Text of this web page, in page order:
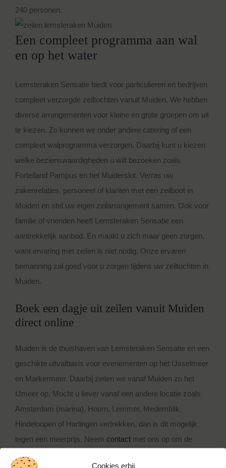
Cookies erbij
240 personen.
Een compleet programma aan wal
en op het water
Lemsteraken Sensatie biedt voor particulieren en bedrijven
compleet verzorgde zeiltochten vanuit Muiden. We hebben
diverse arrangementen voor kleine en grote groepen om uit
te kiezen. Zo kunnen we onder andere catering of een
compleet walprogramma verzorgen. Daarbij kunt u kiezen
welke bezienswaardigheden u wilt bezoeken zoals
Forteiland Pampus en het Muiderslot. Verras uw
zakenrelaties, personeel of klanten met een zeilboot in
Muiden en stel uw eigen zeilarrangement samen. Ook voor
familie of vrienden heeft Lemsteraken Sensatie een
aantrekkelijk aanbod. En maakt u zich maar geen zorgen,
want ervaring met zeilen is niet nodig. Onze ervaren
bemanning zal goed voor u zorgen tijdens uw zeiltochten in
Muiden.
Boek een dagje uit zeilen vanuit Muiden
direct online
Muiden is de thuishaven van Lemsteraken Sensatie en een
geschikte uitvalbasis voor evenementen op het IJsselmeer
en Markermeer. Daarbij zeilen we vanaf Muiden zo het
IJmeer op. Mocht u liever vanaf een andere locatie zoals
Amsterdam (marina), Hoorn, Lemmer, Medemblik,
Hindeloopen of Harlingen vertrekken, dan is dit mogelijk
tegen een meerprijs. Neem contactmet ons op om de